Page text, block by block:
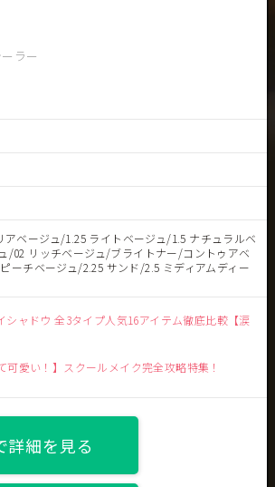
ラー
アベージュ/1.25 ライトベージュ/1.5 ナチュラルベ
/02 リッチベージュ/ブライトナー/コントゥアベ
ーチベージュ/2.25 サンド/2.5 ミディアムディー
シャドウ 全3タイプ人気16アイテム徹底比較【涙
可愛い！】スクールメイク完全攻略特集！
詳細を見る